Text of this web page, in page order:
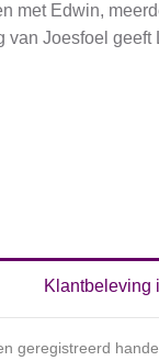
met Edwin,
Joesfoel
Klantbeleving
geregistreerd